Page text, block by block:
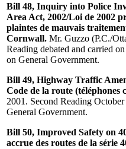
Bill 48, Inquiry into Police
Area Act, 2002/Loi de 2002
plaintes de mauvais
Cornwall. Mr. Guzzo (P.C./
Reading debated and carried
on General Government.
Bill 49, Highway Traffic
Code de la route (téléphones
2001. Second Reading
General Government.
Bill 50, Improved Safety on
accrue des routes de la série